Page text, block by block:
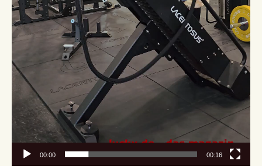
00:00 00:16